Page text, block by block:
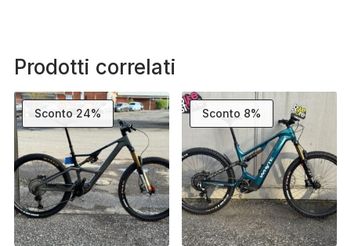
Prodotti correlati
Sconto 24% Sconto 8%